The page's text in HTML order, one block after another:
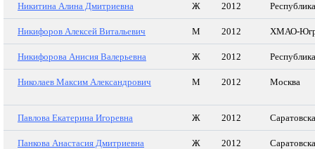
Никитина Алина Дмитриевна Ж 2012
Никифоров Алексей Витальевич М 2012 ХМАО-
Никифорова Анисия Валерьевна Ж 2012
Николаев Максим Александрович М 2012 Москва
Павлова Екатерина Игоревна Ж 2012
Панкова Анастасия Дмитриевна Ж 2012